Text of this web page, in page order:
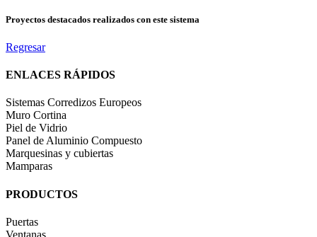
Proyectos destacados realizados con este sistema
Regresar
ENLACES RÁPIDOS
Sistemas Corredizos Europeos
Muro Cortina
Piel de Vidrio
Panel de Aluminio Compuesto
Marquesinas y cubiertas
Mamparas
PRODUCTOS
Puertas
Ventanas